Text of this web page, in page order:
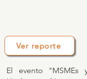
Ver reporte
El evento "MSMEs